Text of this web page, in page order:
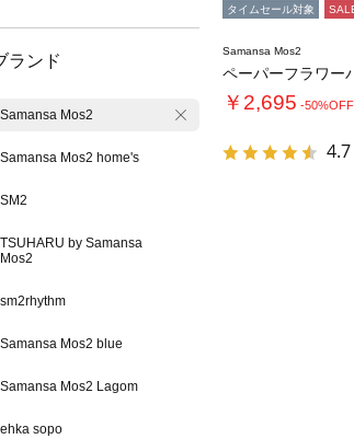
ランド
Samansa Mos2
Samansa Mos2 home's
SM2
TSUHARU by Samansa
Mos2
sm2rhythm
Samansa Mos2 blue
Samansa Mos2 Lagom
ehka sopo
タイムセール対象
Samansa Mos2
ペーパーフラワー
￥2,695 -
4.7